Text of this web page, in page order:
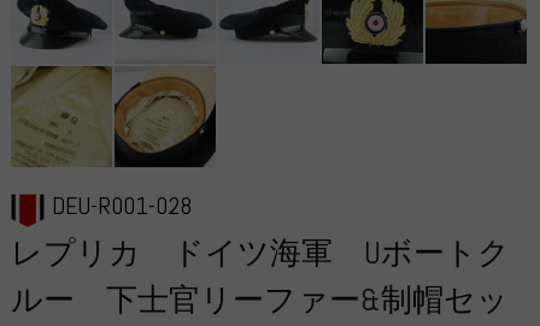
DEU-R001-028
レプリカ ドイツ海軍 Uボートク
ルー 下士官リーファー&制帽セッ